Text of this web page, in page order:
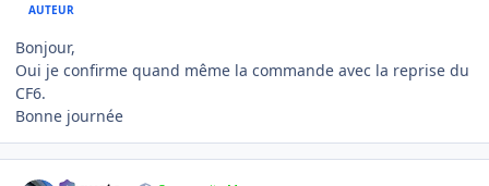
AUTEUR
Bonjour,
Oui je confirme quand même la commande avec la reprise du
CF6.
Bonne journée